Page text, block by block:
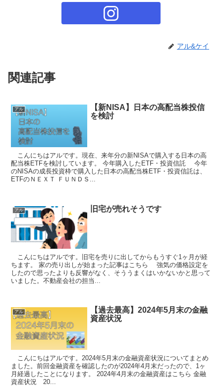
アル&ケイ
関連記事
アル
【新NISA】日本の高配当株投信
を検討
こんにちはアルです。現在、来年分の新NISAで購入する日本の高
配当株ETFを検討しています。 今年購入したETF・投資信託 今年
のNISAの成長投資枠で購入した日本の高配当株ETF・投資信託は、
ETFのＮＥＸＴ ＦＵＮＤＳ...
アル 旧宅が売れそうです
こんにちはアルです。旧宅を売りに出してからもうすぐ1ヶ月が経
ちます。 家の売り出しが始まった記事はこちら 強気の価格設定を
したので思ったよりも反響がなく、そううまくはいかないかと思って
いました。不動産会社の担当...
アル
【過去最高】2024年5月末の金融
資産状況
こんにちはアルです。2024年5月末の金融資産状況についてまとめ
ました。前回金融資産を確認したのが2024年4月末だったので、1ヶ
月経過したことになります。 2024年4月末の金融資産はこちら 金融
資産状況 20...